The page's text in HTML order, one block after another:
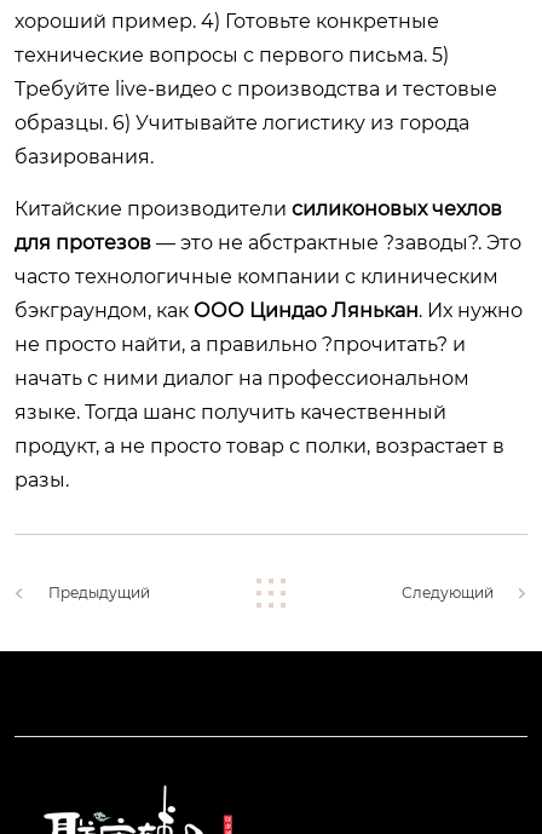
хороший пример. 4) Готовьте конкретные
технические вопросы с первого письма. 5)
Требуйте live-видео с производства и тестовые
образцы. 6) Учитывайте логистику из города
базирования.
Китайские производители силиконовых чехлов
для протезов — это не абстрактные ?заводы?. Это
часто технологичные компании с клиническим
бэкграундом, как ООО Циндао Лянькан. Их нужно
не просто найти, а правильно ?прочитать? и
начать с ними диалог на профессиональном
языке. Тогда шанс получить качественный
продукт, а не просто товар с полки, возрастает в
разы.
Предыдущий Следующий